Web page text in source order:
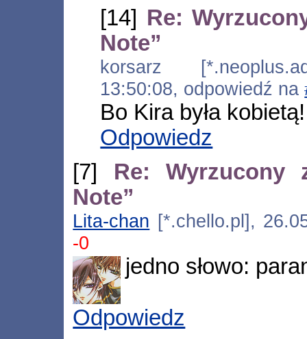
[14] Re:
Note”
korsarz
13:50:08, odpowiedź na
Bo Kira była
Odpowiedz
[7] Re: Wyrzucony
Note”
Lita-chan [*.chello.pl],
-0
jedno słowo:
Odpowiedz